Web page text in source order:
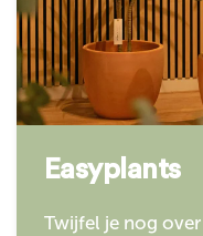
Easyplants
Twijfel je nog